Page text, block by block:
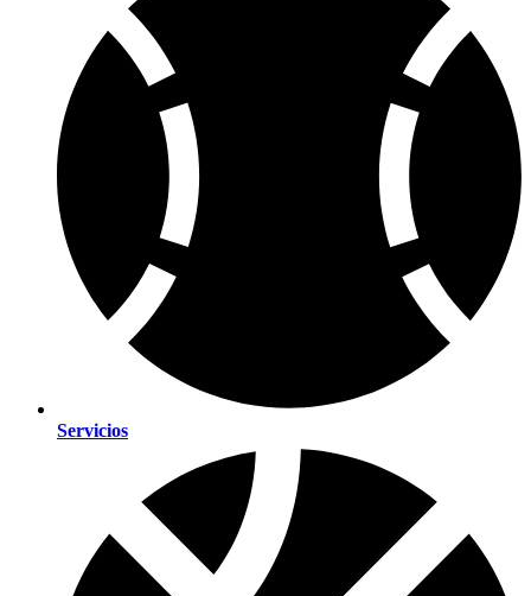
Servicios